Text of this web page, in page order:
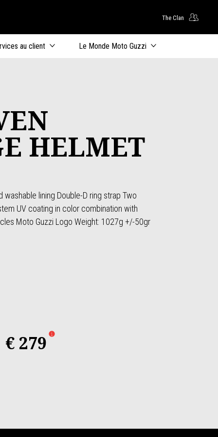
The Clan
au client Le Monde Moto Guzzi
HELMET
washable lining Double-D ring strap Two
UV coating in color combination with
Moto Guzzi Logo Weight: 1027g +/-50gr
€ 279